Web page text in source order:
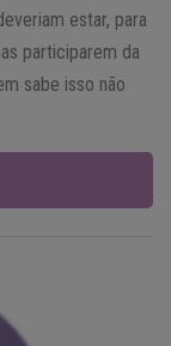
estar, para
participarem da
sabe isso não